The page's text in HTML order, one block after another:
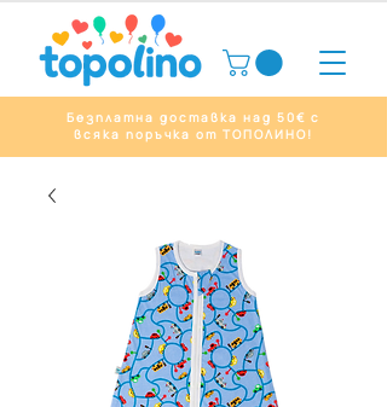
Безплатна доставка над 50€ с
всяка поръчка от ТОПОЛИНО!